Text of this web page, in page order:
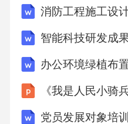
填“A”或“B”)。通过该
___(选填“适宜”或“不
结：①混合物分离的一
排序)___________。a
分离方法c．寻找成分
水材料的选择需要考
消防工程施工设
智能科技研发成
办公环境绿植布
党员发展对象培